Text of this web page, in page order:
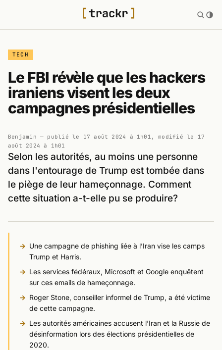
TECH
Le FBI révèle que les hackers
iraniens visent les deux
campagnes présidentielles
Benjamin — publié le 17 août 2024 à 1h01 , modifié le 17
août 2024 à 1h01
Selon les autorités, au moins une personne
dans l'entourage de Trump est tombée dans
le piège de leur hameçonnage. Comment
cette situation a-t-elle pu se produire?
Une campagne de phishing liée à l’Iran vise les camps
Trump et Harris.
Les services fédéraux, Microsoft et Google enquêtent
sur ces emails de hameçonnage.
Roger Stone, conseiller informel de Trump, a été victime
de cette campagne.
Les autorités américaines accusent l’Iran et la Russie de
désinformation lors des élections présidentielles de
2020.